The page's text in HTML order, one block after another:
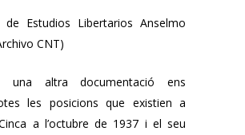
de Estudios Libertarios Anselmo
CNT)
una altra documentació ens
les posicions que existien a
a l’octubre de 1937 i el seu